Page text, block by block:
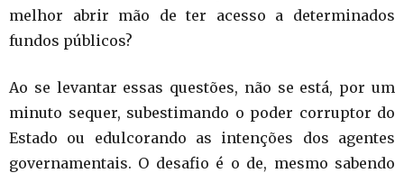
melhor abrir mão de ter acesso a determinados
fundos públicos?
Ao se levantar essas questões, não se está, por um
minuto sequer, subestimando o poder corruptor do
Estado ou edulcorando as intenções dos agentes
governamentais. O desafio é o de, mesmo sabendo